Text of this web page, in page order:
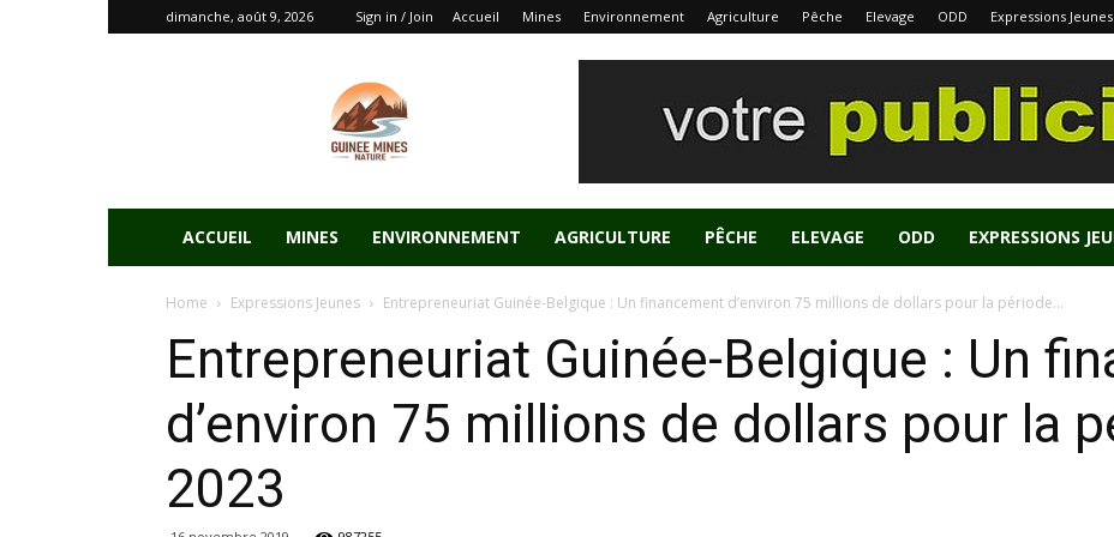
dimanche, août 9, 2026 Sign in / Join Accueil Mines Environnement Agriculture Pêche Elevage ODD Expressions Jeunes
ACCUEIL MINES ENVIRONNEMENT AGRICULTURE PÊCHE ELEVAGE ODD EXPRESSIONS
Home Expressions Jeunes Entrepreneuriat Guinée-Belgique : Un financement d’environ 75 millions de dollars pour la période...
Entrepreneuriat Guinée-Belgique : Un
d’environ 75 millions de dollars pour la
2023